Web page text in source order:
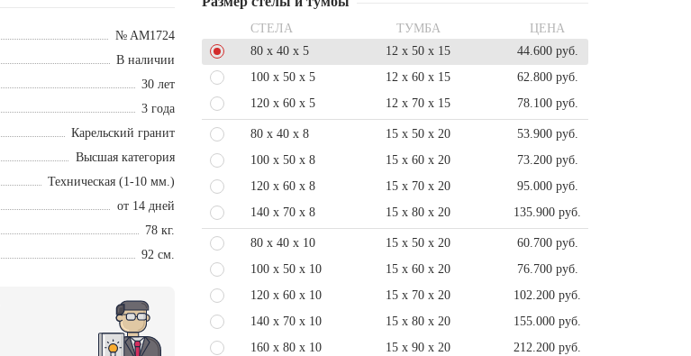
№ AM1724
В наличии
30 лет
3 года
Карельский гранит
Высшая категория
Техническая (1-10 мм.)
от 14 дней
78 кг.
92 см.
СТЕЛА ТУМБА
ЦЕНА
80 x 40 x 5
12 x 50 x 15
44.600 руб.
100 x 50 x 5
12 x 60 x 15
62.800 руб.
120 x 60 x 5
12 x 70 x 15 78.100 руб.
80 x 40 x 8 15 x 50 x 20
53.900 руб.
100 x 50 x 8
15 x 60 x 20
73.200 руб.
120 x 60 x 8
15 x 70 x 20
95.000 руб.
140 x 70 x 8
15 x 80 x 20 135.900 руб.
80 x 40 x 10 15 x 50 x 20
60.700 руб.
100 x 50 x 10
15 x 60 x 20
76.700 руб.
120 x 60 x 10
15 x 70 x 20
102.200 руб.
140 x 70 x 10
15 x 80 x 20
155.000 руб.
160 x 80 x 10
15 x 90 x 20 212.200 руб.